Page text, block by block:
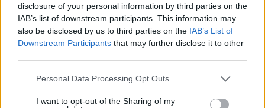
disclosure of your personal information by third parties on the
IAB’s list of downstream participants. This information may
also be disclosed by us to third parties on the IAB’s List of
Downstream Participants that may further disclose it to other
Please note that this website/app uses one or more Google
not limited to your visit or usage behaviour. You may click to
Personal Data Processing Opt Outs
I want to opt-out of the Sharing of my
Από μαθητής, φοιτητής σε άλλη πόλη!
06.08.2026, 10:52
διοργάνωση, δώδεκα πόλεις, χιλιάδες κοινές στιγμές
04.08.2026, 11:20